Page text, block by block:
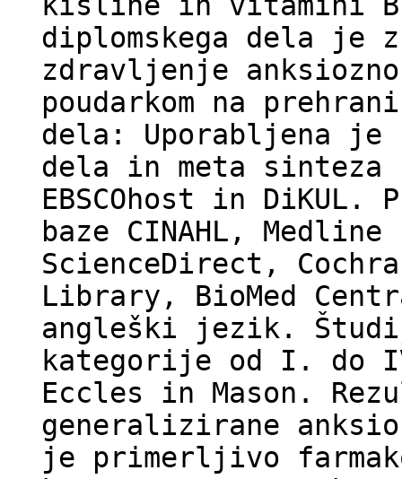
diplomskega dela
zdravljenje
poudarkom na
dela: Uporabljena je
dela in meta
EBSCOhost in
baze CINAHL, Medline
ScienceDirect,
Library, BioMed
angleški jezik.
kategorije od I. do
Eccles in Mason.
generalizirane
je primerljivo